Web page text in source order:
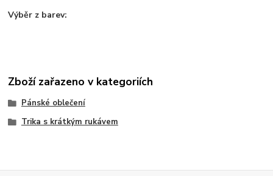
Výběr z barev:
Zboží zařazeno v kategoriích
Pánské oblečení
Trika s krátkým rukávem